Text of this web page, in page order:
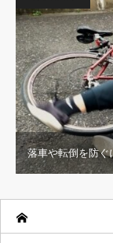
落車や転倒を防ぐ